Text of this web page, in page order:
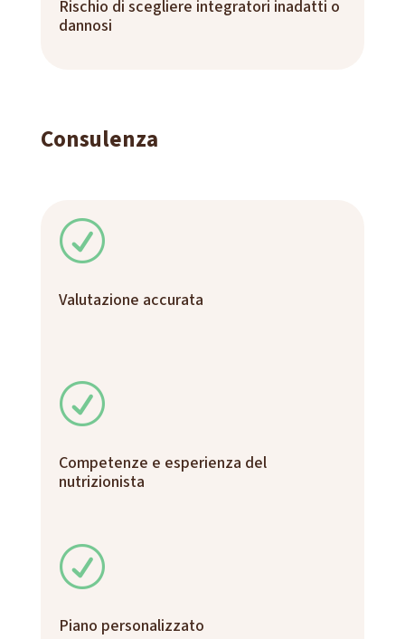
Rischio di scegliere integratori inadatti o
dannosi
Consulenza
R
Valutazione accurata
R
Competenze e esperienza del
nutrizionista
R
Piano personalizzato